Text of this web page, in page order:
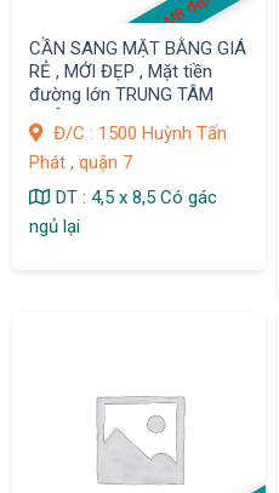
CẦN SANG MẶT BẰNG GIÁ
RẺ , MỚI ĐẸP , Mặt tiền
đường lớn TRUNG TÂM
Đ/C : 1500 Huỳnh Tấn
Phát , quận 7
DT : 4,5 x 8,5 Có gác
ngủ lại